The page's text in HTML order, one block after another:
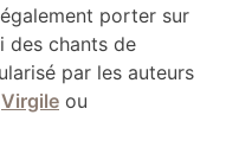
porter sur
des chants de
par les auteurs
Virgile ou